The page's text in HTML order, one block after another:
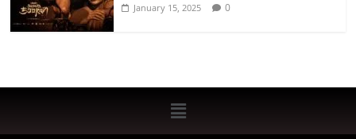
January 15, 2025 0